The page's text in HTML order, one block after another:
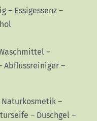
– Essigessenz –
–
Abflussreiniger –
Naturkosmetik –
– Duschgel –